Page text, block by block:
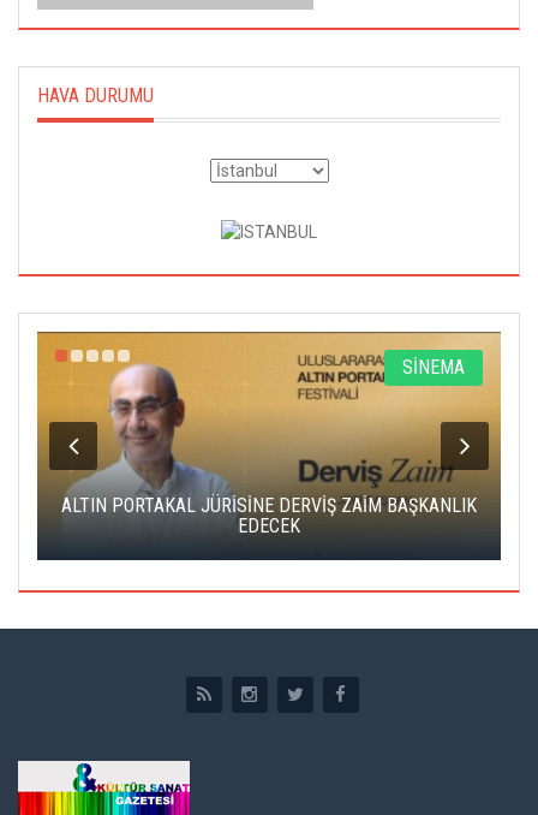
HAVA DURUMU
SİNEMA
ALTIN PORTAKAL JÜRİSİNE DERVİŞ ZAİM BAŞKANLIK
EDECEK